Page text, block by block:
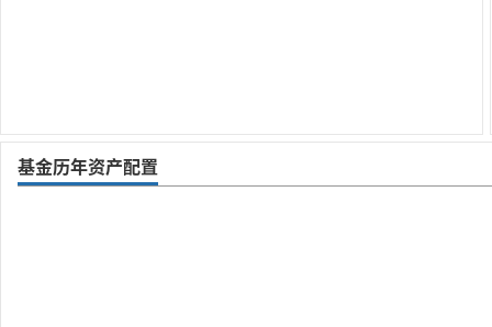
基金历年资产配置